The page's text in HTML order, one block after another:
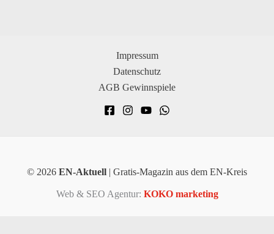
Impressum
Datenschutz
AGB Gewinnspiele
© 2026 EN-Aktuell | Gratis-Magazin aus dem EN-Kreis
Web & SEO Agentur: KOKO marketing